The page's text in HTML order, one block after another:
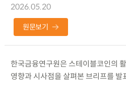
2026.05.20
원문보기
한국금융연구원은 스테이블코인의
영향과 시사점을 살펴본 브리프를 발